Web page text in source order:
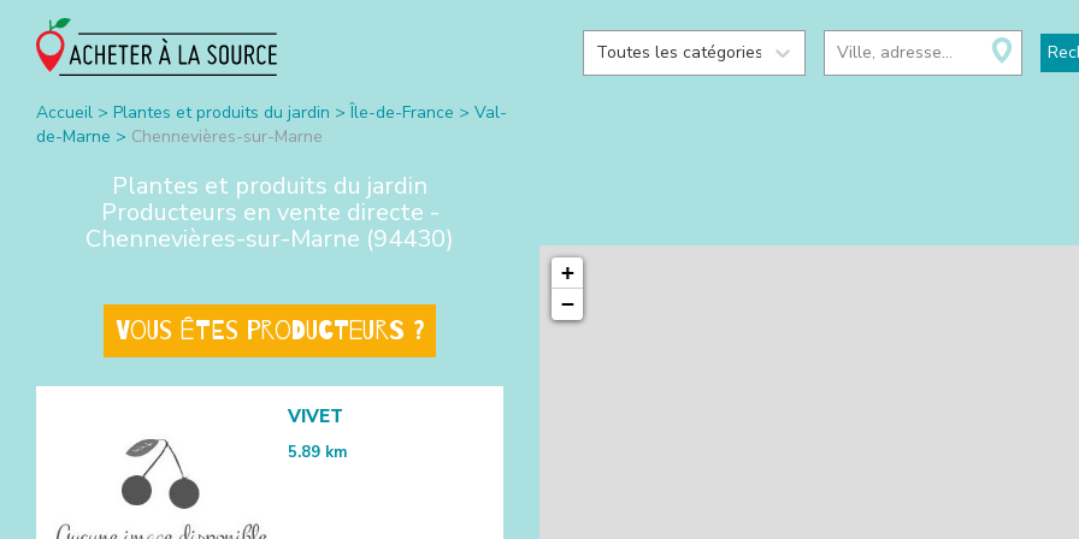
Toutes les catégories Ville, adresse...
Accueil > Plantes et produits du jardin >Île-de-France > Val-
de-Marne > Chennevières-sur-Marne
Plantes et produits du jardin
Producteurs en vente directe -
Chennevières-sur-Marne (94430)
Vous êtes producteurs ?
VIVET
5.89 km
+
−